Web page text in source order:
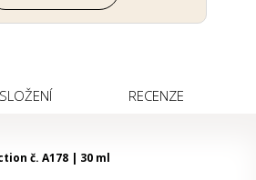
SLOŽENÍ RECENZE
č. A178 | 30 ml